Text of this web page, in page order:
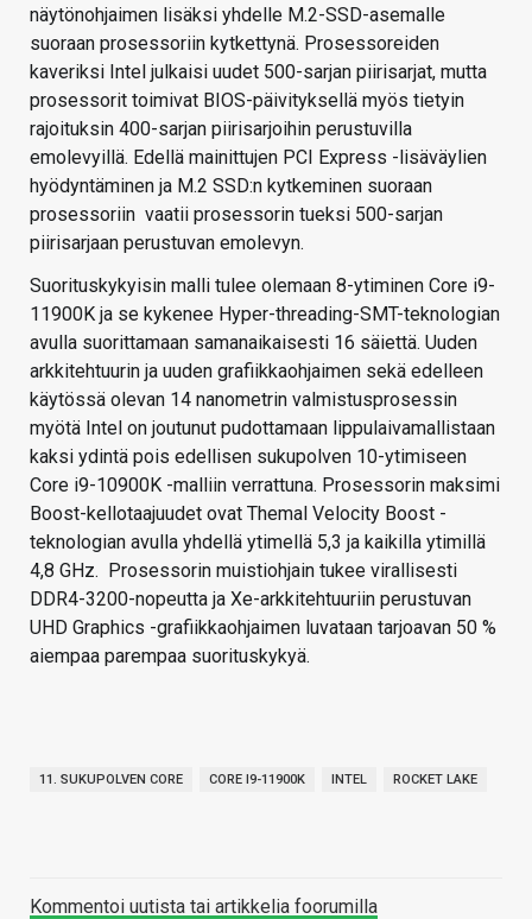
näytönohjaimen lisäksi yhdelle M.2-SSD-asemalle
suoraan prosessoriin kytkettynä. Prosessoreiden
kaveriksi Intel julkaisi uudet 500-sarjan piirisarjat, mutta
prosessorit toimivat BIOS-päivityksellä myös tietyin
rajoituksin 400-sarjan piirisarjoihin perustuvilla
emolevyillä. Edellä mainittujen PCI Express -lisäväylien
hyödyntäminen ja M.2 SSD:n kytkeminen suoraan
prosessoriin vaatii prosessorin tueksi 500-sarjan
piirisarjaan perustuvan emolevyn.
Suorituskykyisin malli tulee olemaan 8-ytiminen Core i9-
11900K ja se kykenee Hyper-threading-SMT-teknologian
avulla suorittamaan samanaikaisesti 16 säiettä. Uuden
arkkitehtuurin ja uuden grafiikkaohjaimen sekä edelleen
käytössä olevan 14 nanometrin valmistusprosessin
myötä Intel on joutunut pudottamaan lippulaivamallistaan
kaksi ydintä pois edellisen sukupolven 10-ytimiseen
Core i9-10900K -malliin verrattuna. Prosessorin maksimi
Boost-kellotaajuudet ovat Themal Velocity Boost -
teknologian avulla yhdellä ytimellä 5,3 ja kaikilla ytimillä
4,8 GHz. Prosessorin muistiohjain tukee virallisesti
DDR4-3200-nopeutta ja Xe-arkkitehtuuriin perustuvan
UHD Graphics -grafiikkaohjaimen luvataan tarjoavan 50 %
aiempaa parempaa suorituskykyä.
11. SUKUPOLVEN CORE CORE I9-11900K INTEL ROCKET LAKE
Kommentoi uutista tai artikkelia foorumilla